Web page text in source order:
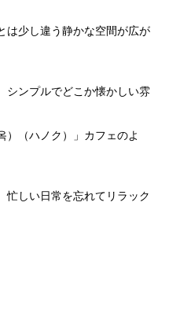
は少し違う静かな空間が広が
シンプルでどこか懐かしい雰
）（ハノク）」カフェのよ
忙しい日常を忘れてリラック